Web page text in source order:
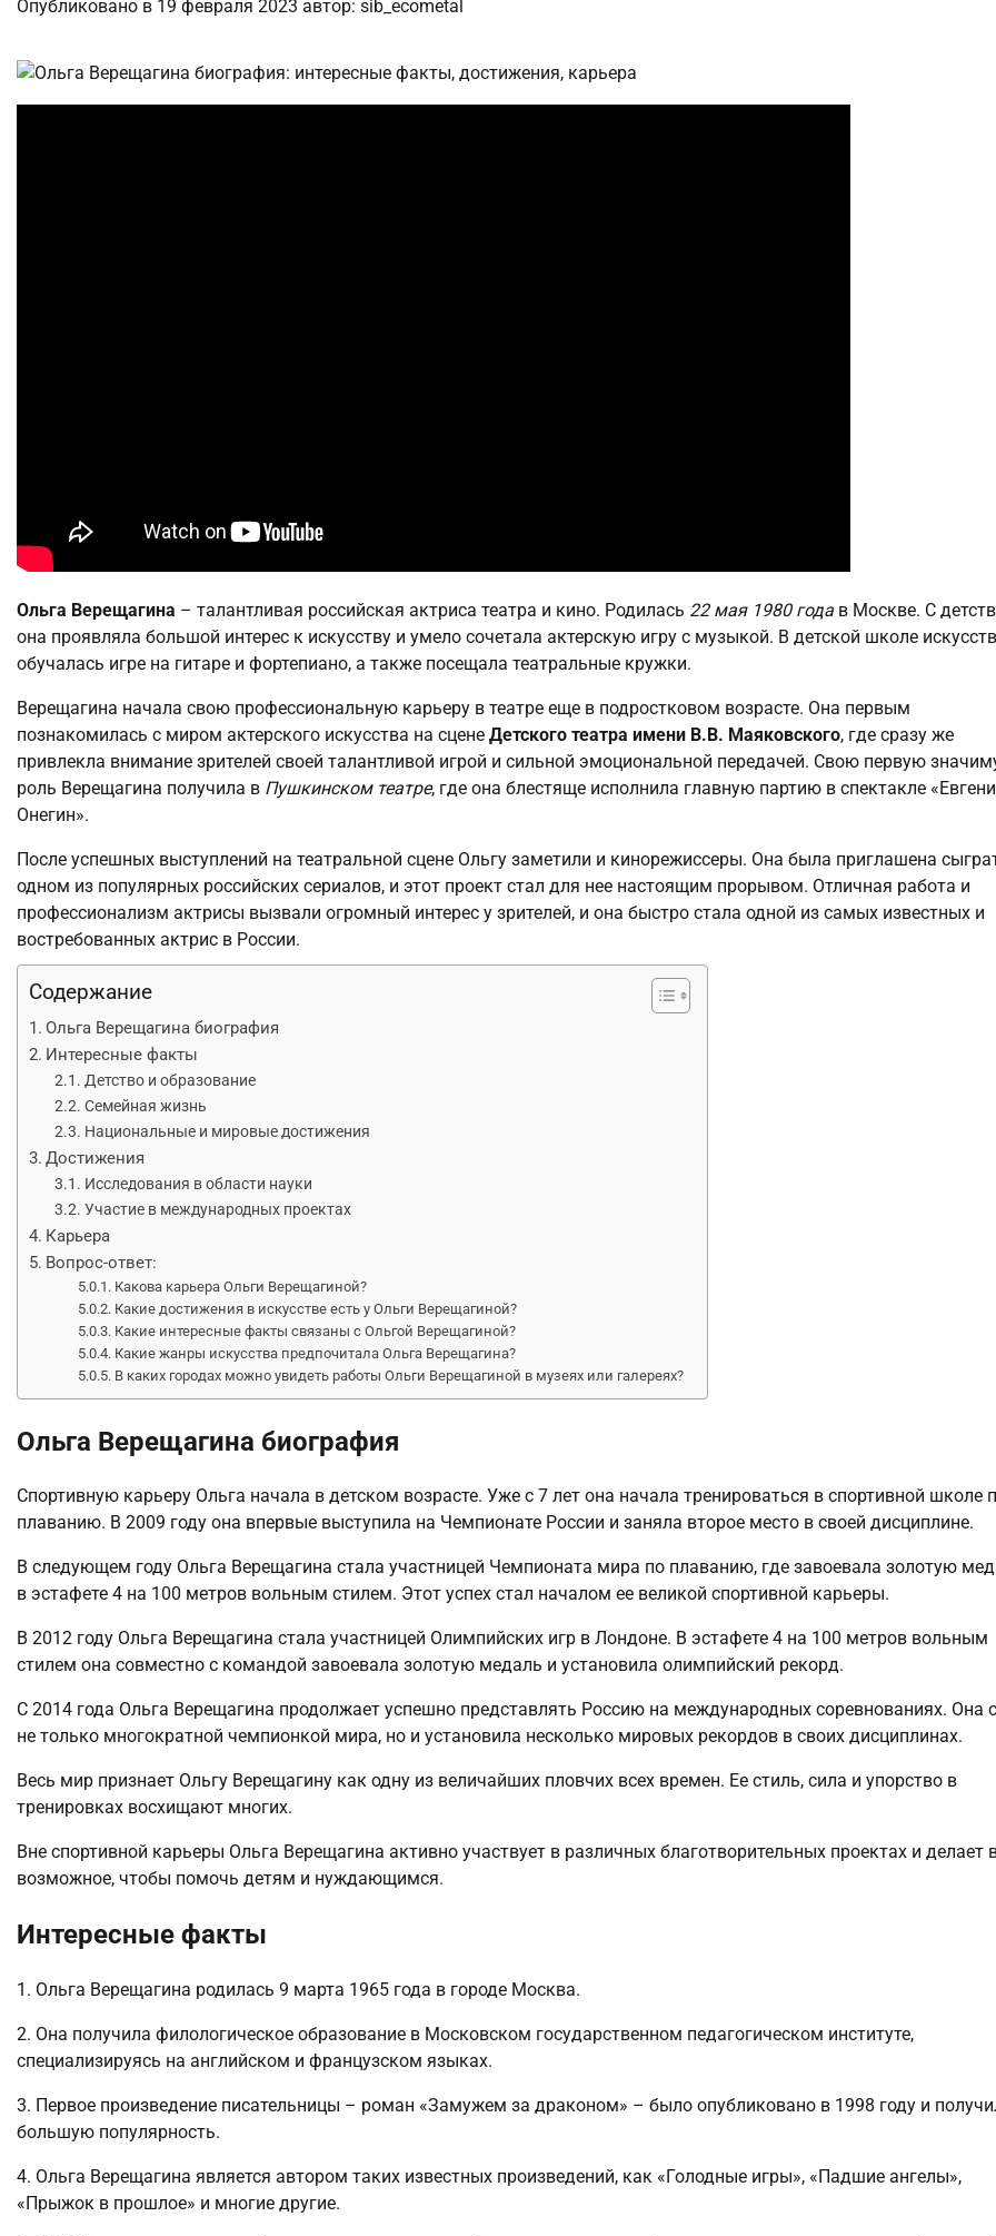
Опубликовано в 19 февраля 2023 автор: sib_ecometal
Ольга Верещагина – талантливая российская актриса театра и кино. Родилась 22 мая 1980 года в Москве. С
она проявляла большой интерес к искусству и умело сочетала актерскую игру с музыкой. В детской школе
обучалась игре на гитаре и фортепиано, а также посещала театральные кружки.
Верещагина начала свою профессиональную карьеру в театре еще в подростковом возрасте. Она первым
познакомилась с миром актерского искусства на сцене Детского театра имени В.В. Маяковского, где сразу же
привлекла внимание зрителей своей талантливой игрой и сильной эмоциональной передачей. Свою первую
роль Верещагина получила в Пушкинском театре, где она блестяще исполнила главную партию в спектакле
Онегин».
После успешных выступлений на театральной сцене Ольгу заметили и кинорежиссеры. Она была приглашена
одном из популярных российских сериалов, и этот проект стал для нее настоящим прорывом. Отличная работа и
профессионализм актрисы вызвали огромный интерес у зрителей, и она быстро стала одной из самых известных и
востребованных актрис в России.
Содержание
Ольга Верещагина биография
Интересные факты
Детство и образование
Семейная жизнь
Национальные и мировые достижения
Достижения
Исследования в области науки
Участие в международных проектах
Карьера
Вопрос-ответ:
Какова карьера Ольги Верещагиной?
Какие достижения в искусстве есть у Ольги Верещагиной?
Какие интересные факты связаны с Ольгой Верещагиной?
Какие жанры искусства предпочитала Ольга Верещагина?
В каких городах можно увидеть работы Ольги Верещагиной в музеях или галереях?
Ольга Верещагина биография
Спортивную карьеру Ольга начала в детском возрасте. Уже с 7 лет она начала тренироваться в спортивной школе
плаванию. В 2009 году она впервые выступила на Чемпионате России и заняла второе место в своей дисциплине.
В следующем году Ольга Верещагина стала участницей Чемпионата мира по плаванию, где завоевала золотую
в эстафете 4 на 100 метров вольным стилем. Этот успех стал началом ее великой спортивной карьеры.
В 2012 году Ольга Верещагина стала участницей Олимпийских игр в Лондоне. В эстафете 4 на 100 метров вольным
стилем она совместно с командой завоевала золотую медаль и установила олимпийский рекорд.
С 2014 года Ольга Верещагина продолжает успешно представлять Россию на международных соревнованиях. Она
не только многократной чемпионкой мира, но и установила несколько мировых рекордов в своих дисциплинах.
Весь мир признает Ольгу Верещагину как одну из величайших пловчих всех времен. Ее стиль, сила и упорство в
тренировках восхищают многих.
Вне спортивной карьеры Ольга Верещагина активно участвует в различных благотворительных проектах и делает
возможное, чтобы помочь детям и нуждающимся.
Интересные факты
1. Ольга Верещагина родилась 9 марта 1965 года в городе Москва.
2. Она получила филологическое образование в Московском государственном педагогическом институте,
специализируясь на английском и французском языках.
3. Первое произведение писательницы – роман «Замужем за драконом» – было опубликовано в 1998 году и
большую популярность.
4. Ольга Верещагина является автором таких известных произведений, как «Голодные игры», «Падшие ангелы»,
«Прыжок в прошлое» и многие другие.